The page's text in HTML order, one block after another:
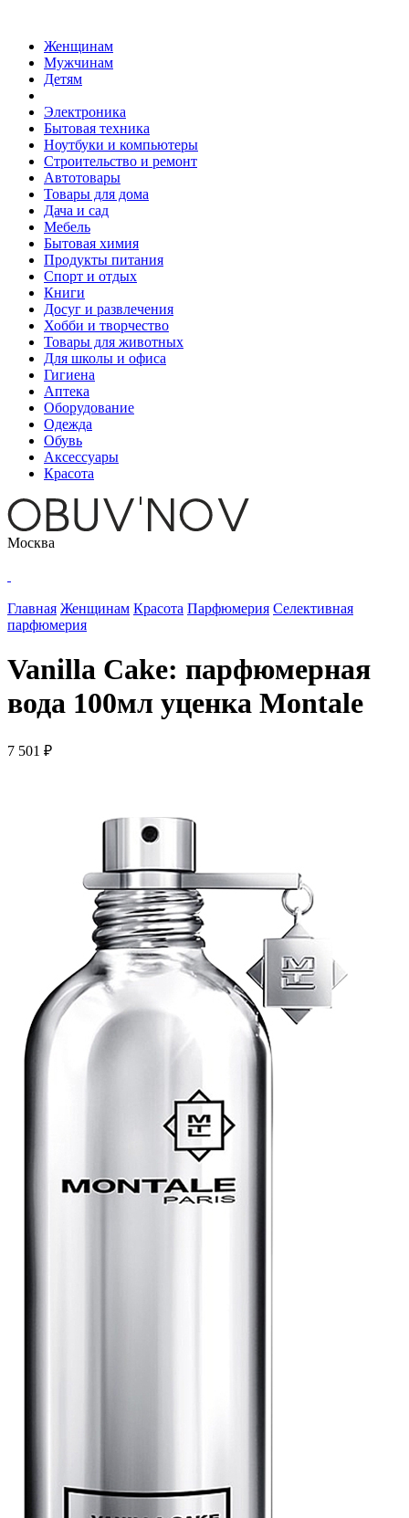
Женщинам
Мужчинам
Детям
Электроника
Бытовая техника
Ноутбуки и компьютеры
Строительство и ремонт
Автотовары
Товары для дома
Дача и сад
Мебель
Бытовая химия
Продукты питания
Спорт и отдых
Книги
Досуг и развлечения
Хобби и творчество
Товары для животных
Для школы и офиса
Гигиена
Аптека
Оборудование
Одежда
Обувь
Аксессуары
Красота
Москва
Главная Женщинам Красота Парфюмерия Селективная
парфюмерия
Vanilla Cake: парфюмерная
вода 100мл уценка Montale
7 501 ₽